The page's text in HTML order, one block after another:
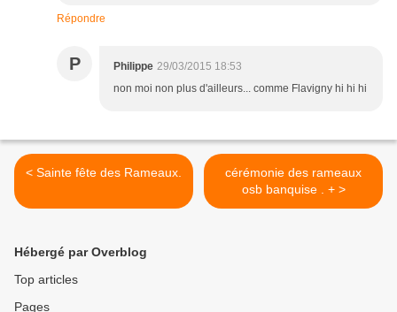
Répondre
P Philippe 29/03/2015 18:53
non moi non plus d'ailleurs... comme Flavigny hi hi hi
< Sainte fête des Rameaux.
cérémonie des rameaux
osb banquise . + >
Hébergé par Overblog
Top articles
Pages